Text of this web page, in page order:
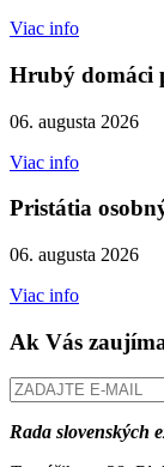
Viac info
Hrubý domáci
06. augusta 2026
Viac info
Pristátia
06. augusta 2026
Viac info
Ak Vás
Rada slovenských